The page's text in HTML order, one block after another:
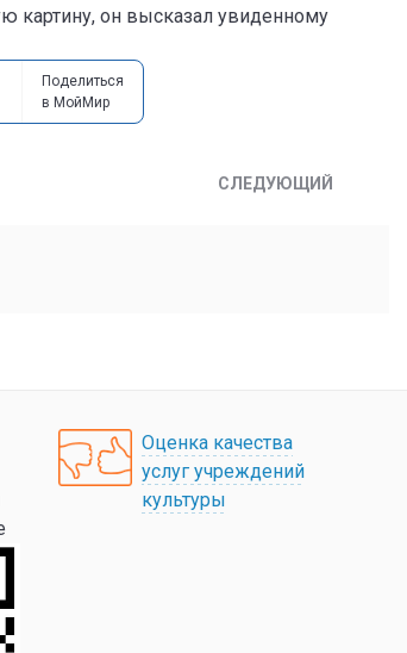
картину, он высказал увиденному
Поделиться
в МойМир
СЛЕДУЮЩИЙ
Оценка качества
услуг учреждений
культуры